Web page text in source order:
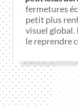
fermetures
petit plus
visuel global.
le reprendre